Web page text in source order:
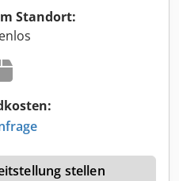
Standort:
stellen